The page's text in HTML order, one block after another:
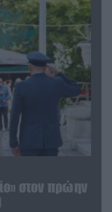
στον πρώην